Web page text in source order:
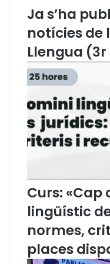
c
r
r
o
m
p
j
c
d
e
P
Ja s’ha
notícies de
Llengua
Curs: «Cap
lingüístic
normes,
places